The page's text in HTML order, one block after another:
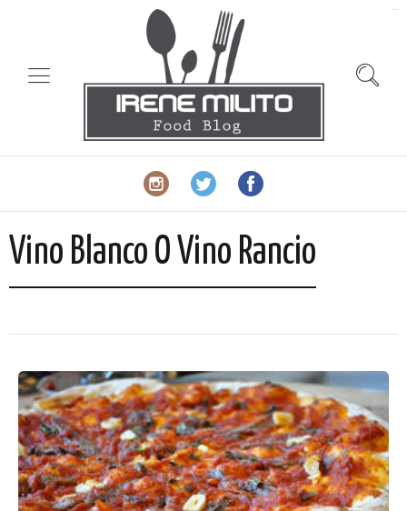
Vino Blanco O Vino Rancio